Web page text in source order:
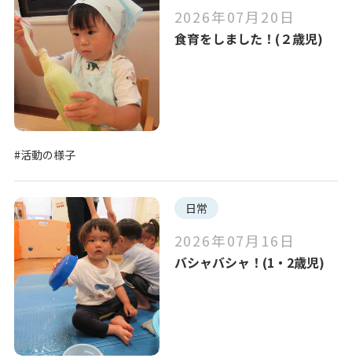
2026年07月20日
食育をしました！(２歳児)
#活動の様子
日常
2026年07月16日
バシャバシャ！(1・2歳児)